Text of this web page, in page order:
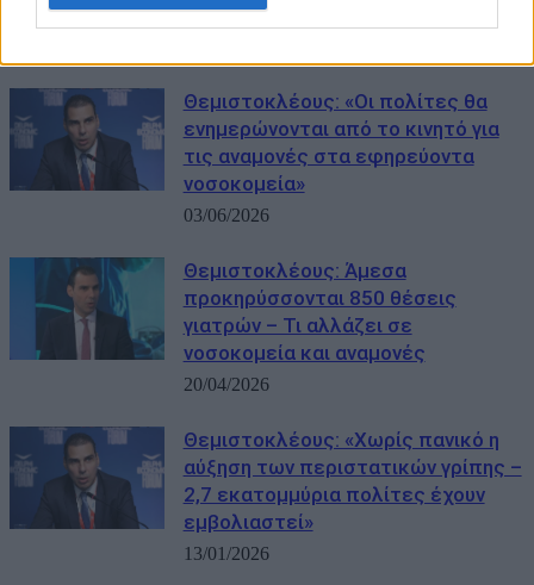
από τον ΕΟΠΥΥ
Θεμιστοκλέους: «Οι πολίτες θα
ενημερώνονται από το κινητό για
τις αναμονές στα εφηρεύοντα
νοσοκομεία»
03/06/2026
Θεμιστοκλέους: Άμεσα
προκηρύσσονται 850 θέσεις
γιατρών – Τι αλλάζει σε
νοσοκομεία και αναμονές
20/04/2026
Θεμιστοκλέους: «Χωρίς πανικό η
αύξηση των περιστατικών γρίπης –
2,7 εκατομμύρια πολίτες έχουν
εμβολιαστεί»
13/01/2026